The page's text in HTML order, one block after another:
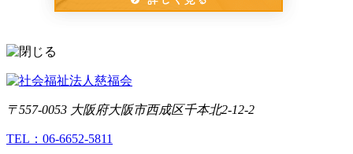
〒557-0053 大阪府大阪市西成区千本北2-12-2
TEL：06-6652-5811